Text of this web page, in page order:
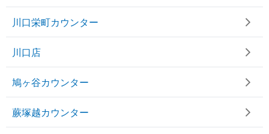
川口栄町カウンター
川口店
鳩ヶ谷カウンター
蕨塚越カウンター